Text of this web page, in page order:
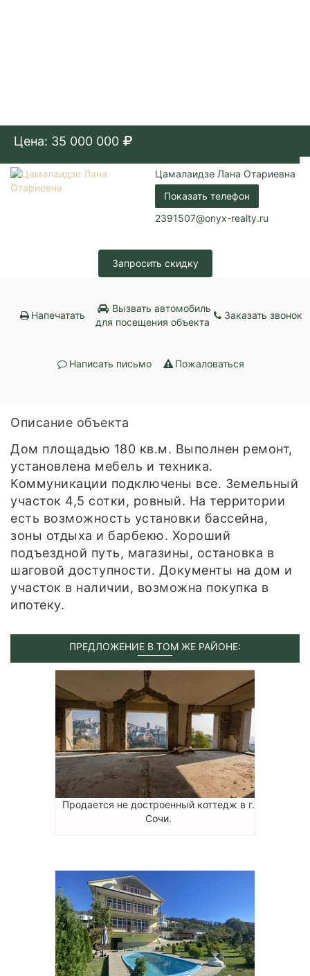
Цена: 35 000 000
Цамалаидзе Лана Отариевна
Показать телефон
2391507@onyx-realty.ru
Запросить скидку
Напечатать
Вызвать автомобиль
для посещения объекта
Заказать звонок
Написать письмо Пожаловаться
Описание объекта
Дом площадью 180 кв.м. Выполнен ремонт,
установлена мебель и техника.
Коммуникации подключены все. Земельный
участок 4,5 сотки, ровный. На территории
есть возможность установки бассейна,
зоны отдыха и барбекю. Хороший
подъездной путь, магазины, остановка в
шаговой доступности. Документы на дом и
участок в наличии, возможна покупка в
ипотеку.
ПРЕДЛОЖЕНИЕ В ТОМ ЖЕ РАЙОНЕ:
Продается не достроенный коттедж в г.
Сочи.